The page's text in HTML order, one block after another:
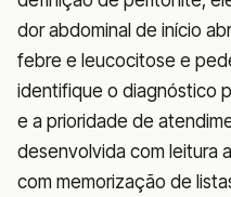
dor abdominal de início
febre e leucocitose e
identifique o diagnóstico
e a prioridade de
desenvolvida com leitura
com memorização de